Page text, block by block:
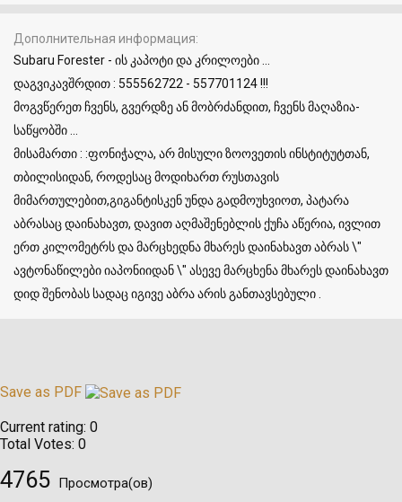
Дополнительная информация
Subaru Forester - ის კაპოტი და კრილოები ...
დაგვიკავშრდით : 555562722 - 557701124 !!!
მოგვწერეთ ჩვენს, გვერდზე ან მობრძანდით, ჩვენს მაღაზია-
საწყობში ...
მისამართი : :ფონიჭალა, არ მისული ზოოვეთის ინსტიტუტთან,
თბილისიდან, როდესაც მოდიხართ რუსთავის
მიმართულებით,გიგანტისკენ უნდა გადმოუხვიოთ, პატარა
აბრასაც დაინახავთ, დავით აღმაშენებლის ქუჩა აწერია, ივლით
ერთ კილომეტრს და მარცხედნა მხარეს დაინახავთ აბრას \"
ავტონაწილები იაპონიიდან \" ასევე მარცხენა მხარეს დაინახავთ
დიდ შენობას სადაც იგივე აბრა არის განთავსებული .
Save as PDF
Current rating: 0
Total Votes: 0
4765 Просмотра(ов)